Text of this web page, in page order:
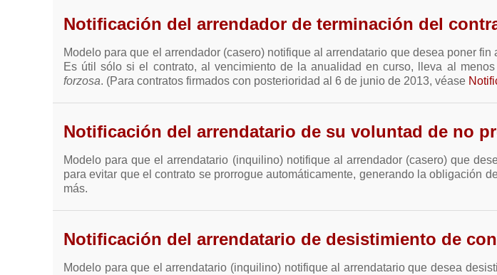
Notificación del arrendador de terminación del
Modelo para que el arrendador (casero) notifique al arrendatario que desea poner
Es útil sólo si el contrato, al vencimiento de la anualidad en curso, lleva al
forzosa. (Para contratos firmados con posterioridad al 6 de junio de 2013, véase
Notificación del arrendatario de su voluntad de no
Modelo para que el arrendatario (inquilino) notifique al arrendador (casero) que
para evitar que el contrato se prorrogue automáticamente, generando la obligación
más.
Notificación del arrendatario de desistimiento de
Modelo para que el arrendatario (inquilino) notifique al arrendatario que desea